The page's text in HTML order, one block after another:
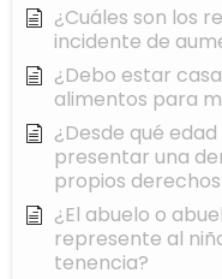
¿Cuáles son los
incidente de
¿Debo estar
alimentos para
¿Desde qué
presentar una
propios
¿El abuelo o
represente al
tenencia?